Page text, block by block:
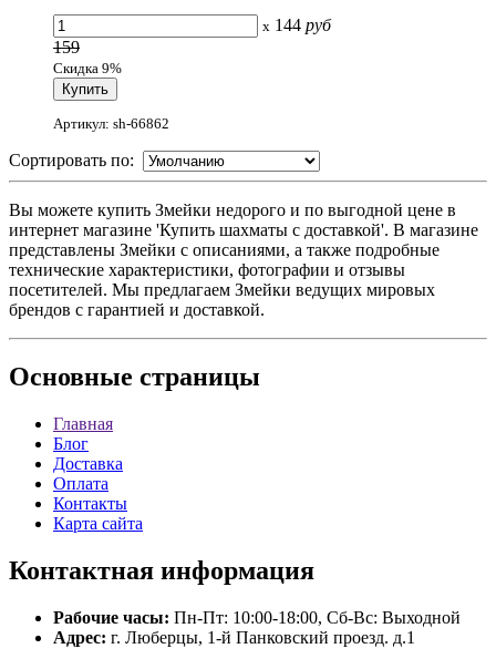
x 144 руб
159
Скидка 9%
Артикул: sh-66862
Сортировать по:
Вы можете купить Змейки недорого и по выгодной цене в
интернет магазине 'Купить шахматы с доставкой'. В магазине
представлены Змейки с описаниями, а также подробные
технические характеристики, фотографии и отзывы
посетителей. Мы предлагаем Змейки ведущих мировых
брендов с гарантией и доставкой.
Основные страницы
Главная
Блог
Доставка
Оплата
Контакты
Карта сайта
Контактная информация
Рабочие часы: Пн-Пт: 10:00-18:00, Сб-Вс: Выходной
Адрес: г. Люберцы, 1-й Панковский проезд. д.1